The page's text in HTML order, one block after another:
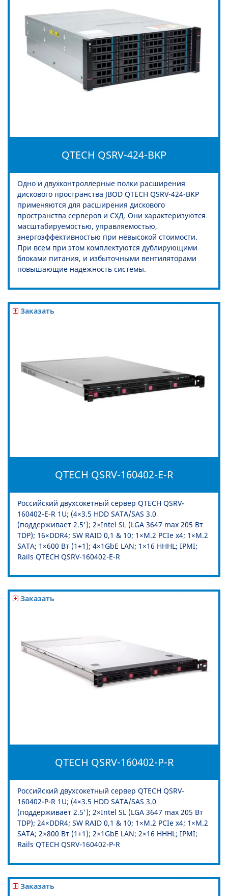
QTECH QSRV-424-BKP
Одно и двухконтроллерные полки расширения
дискового пространства JBOD QTECH QSRV-424-BKP
применяются для расширения дискового
пространства серверов и СХД. Они характеризуются
масштабируемостью, управляемостью,
энергоэффективностью при невысокой стоимости.
При всем при этом комплектуются дублирующими
блоками питания, и избыточными вентиляторами
повышающие надежность системы.
Заказать
QTECH QSRV-160402-E-R
Российский двухсокетный сервер QTECH QSRV-
160402-E-R 1U; (4×3.5 HDD SATA/SAS 3.0
(поддерживает 2.5'); 2×Intel SL (LGA 3647 max 205 Вт
TDP); 16×DDR4; SW RAID 0,1 & 10; 1×M.2 PCIe x4; 1×M.2
SATA; 1×600 Вт (1+1); 4×1GbE LAN; 1×16 HHHL; IPMI;
Rails QTECH QSRV-160402-E-R
Заказать
QTECH QSRV-160402-P-R
Российский двухсокетный сервер QTECH QSRV-
160402-P-R 1U; (4×3.5 HDD SATA/SAS 3.0
(поддерживает 2.5'); 2×Intel SL (LGA 3647 max 205 Вт
TDP); 24×DDR4; SW RAID 0,1 & 10; 1×M.2 PCIe x4; 1×M.2
SATA; 2×800 Вт (1+1); 2×1GbE LAN; 2×16 HHHL; IPMI;
Rails QTECH QSRV-160402-P-R
Заказать